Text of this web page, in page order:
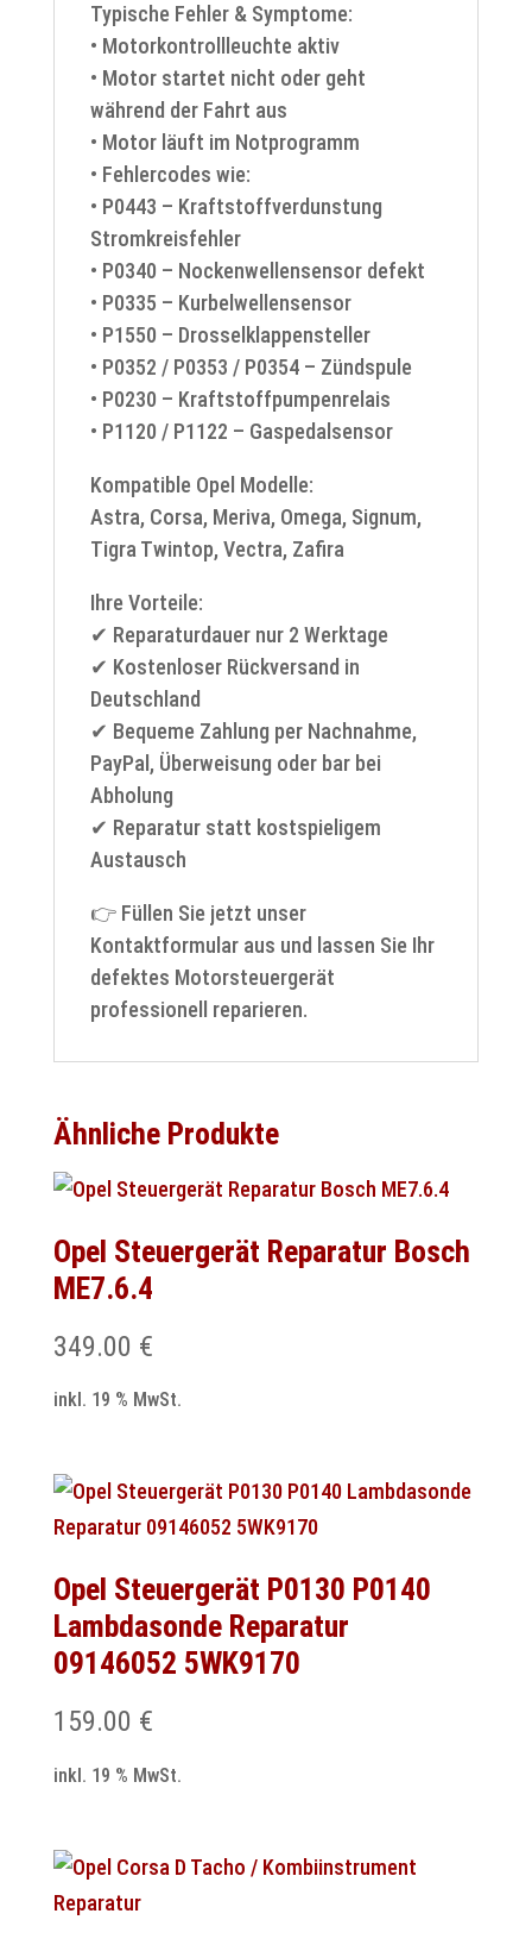
Typische Fehler & Symptome:
• Motorkontrollleuchte aktiv
• Motor startet nicht oder geht
während der Fahrt aus
• Motor läuft im Notprogramm
• Fehlercodes wie:
• P0443 – Kraftstoffverdunstung
Stromkreisfehler
• P0340 – Nockenwellensensor defekt
• P0335 – Kurbelwellensensor
• P1550 – Drosselklappensteller
• P0352 / P0353 / P0354 – Zündspule
• P0230 – Kraftstoffpumpenrelais
• P1120 / P1122 – Gaspedalsensor
Kompatible Opel Modelle:
Astra, Corsa, Meriva, Omega, Signum,
Tigra Twintop, Vectra, Zafira
Ihre Vorteile:
✔ Reparaturdauer nur 2 Werktage
✔ Kostenloser Rückversand in
Deutschland
✔ Bequeme Zahlung per Nachnahme,
PayPal, Überweisung oder bar bei
Abholung
✔ Reparatur statt kostspieligem
Austausch
👉 Füllen Sie jetzt unser
Kontaktformular aus und lassen Sie Ihr
defektes Motorsteuergerät
professionell reparieren.
Ähnliche Produkte
Opel Steuergerät Reparatur Bosch
ME7.6.4
349.00 €
inkl. 19 % MwSt.
Opel Steuergerät P0130 P0140
Lambdasonde Reparatur
09146052 5WK9170
159.00 €
inkl. 19 % MwSt.